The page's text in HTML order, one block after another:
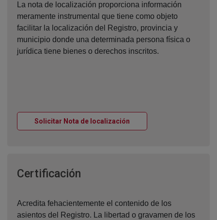
La nota de localización proporciona información
meramente instrumental que tiene como objeto
facilitar la localización del Registro, provincia y
municipio donde una determinada persona física o
jurídica tiene bienes o derechos inscritos.
Solicitar Nota de localización
Certificación
Acredita fehacientemente el contenido de los
asientos del Registro. La libertad o gravamen de los